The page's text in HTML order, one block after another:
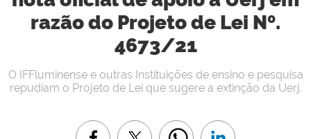
razão do Projeto de Lei Nº.
4673/21
O IFFluminense e outras Instituições de ensino e pesquisa
repudiam o Projeto de Lei que sugere a extinção da Uerj.